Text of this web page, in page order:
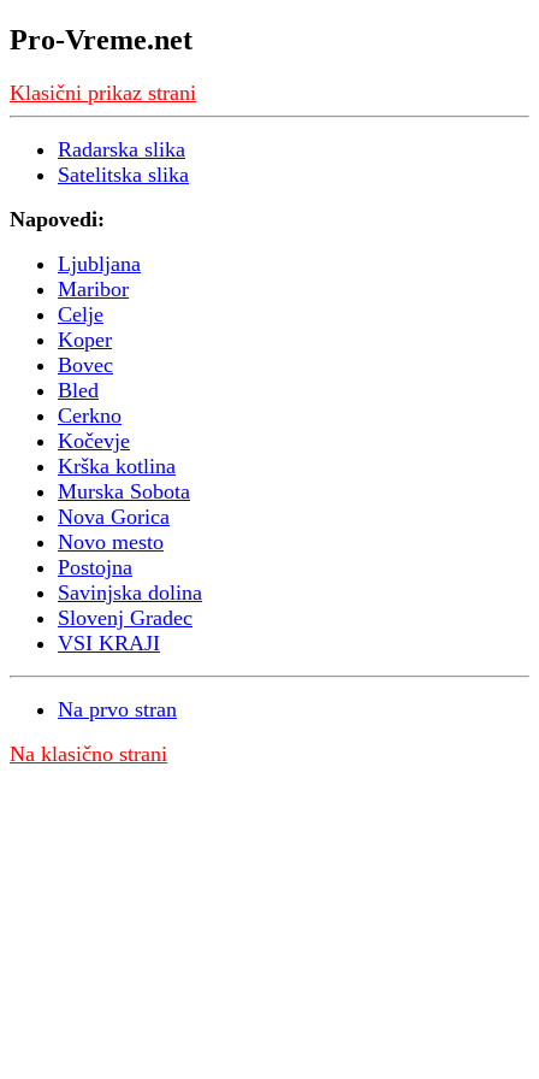
Pro-Vreme.net
Klasični prikaz strani
Radarska slika
Satelitska slika
Napovedi:
Ljubljana
Maribor
Celje
Koper
Bovec
Bled
Cerkno
Kočevje
Krška kotlina
Murska Sobota
Nova Gorica
Novo mesto
Postojna
Savinjska dolina
Slovenj Gradec
VSI KRAJI
Na prvo stran
Na klasično strani